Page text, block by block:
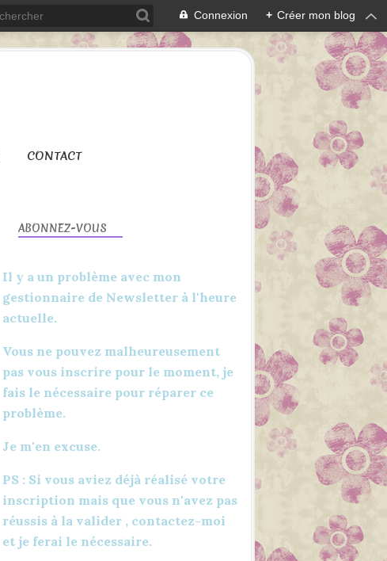
Connexion + Créer mon blog
CONTACT
BRICOLAGE
MAI
ABONNEZ-VOUS
Il y a un problème avec mon
gestionnaire de Newsletter à l'heure
actuelle.
Vous ne pouvez malheureusement
pas vous inscrire pour le moment, je
fais le nécessaire pour réparer ce
problème.
Je m'en excuse.
PS : Si vous aviez déjà réalisé votre
inscription mais que vous n'avez pas
réussis à la valider , contactez-moi
et je ferai le nécessaire.